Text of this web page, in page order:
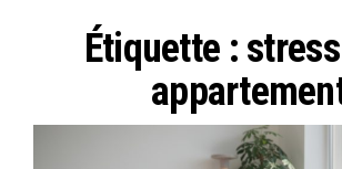
Étiquette :